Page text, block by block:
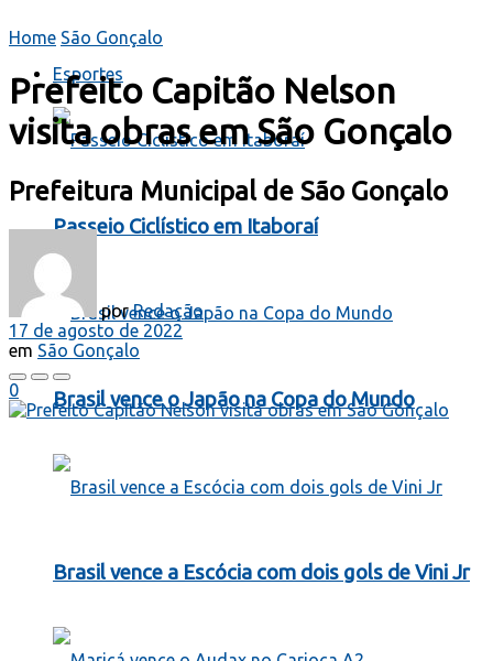
Esportes
Passeio Ciclístico em Itaboraí
Brasil vence o Japão na Copa do Mundo
Brasil vence a Escócia com dois gols de Vini Jr
Home São Gonçalo
Prefeito Capitão Nelson
visita obras em São Gonçalo
Prefeitura Municipal de São Gonçalo
por Redação
17 de agosto de 2022
em São Gonçalo
0